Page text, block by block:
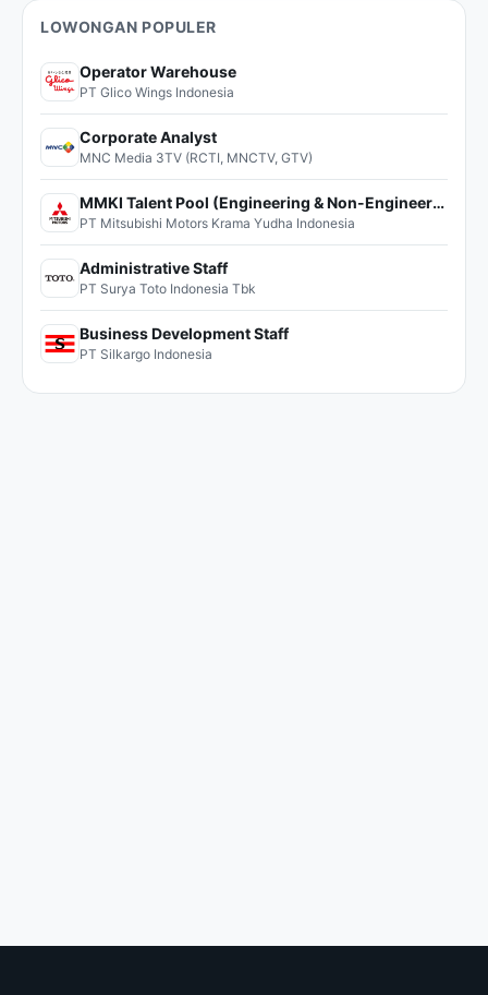
LOWONGAN POPULER
Operator Warehouse
PT Glico Wings Indonesia
Corporate Analyst
MNC Media 3TV (RCTI, MNCTV, GTV)
MMKI Talent Pool (Engineering & Non-Engineering)
PT Mitsubishi Motors Krama Yudha Indonesia
Administrative Staff
PT Surya Toto Indonesia Tbk
Business Development Staff
PT Silkargo Indonesia